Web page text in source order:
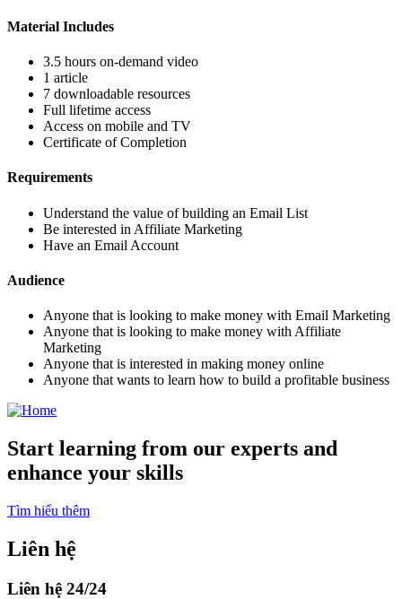
Material Includes
3.5 hours on-demand video
1 article
7 downloadable resources
Full lifetime access
Access on mobile and TV
Certificate of Completion
Requirements
Understand the value of building an Email List
Be interested in Affiliate Marketing
Have an Email Account
Audience
Anyone that is looking to make money with Email Marketing
Anyone that is looking to make money with Affiliate
Marketing
Anyone that is interested in making money online
Anyone that wants to learn how to build a profitable business
Start learning from our experts and
enhance your skills
Tìm hiểu thêm
Liên hệ
Liên hệ 24/24